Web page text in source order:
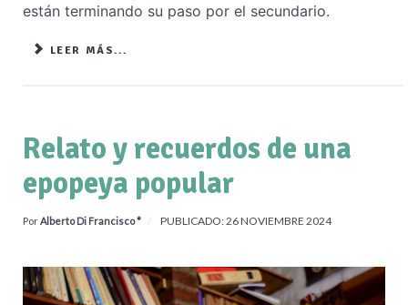
están terminando su paso por el secundario.
LEER MÁS...
Relato y recuerdos de una
epopeya popular
PorAlberto Di Francisco * PUBLICADO: 26 NOVIEMBRE 2024